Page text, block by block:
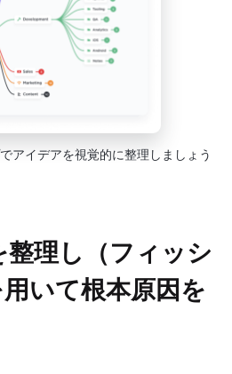
アイデアを視覚的に整理しましょう
理し（フィッシ
いて根本原因を